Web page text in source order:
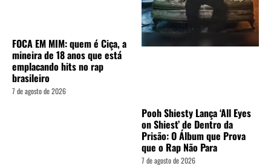
FOCA EM MIM: quem é Ciça, a
mineira de 18 anos que está
emplacando hits no rap
brasileiro
7 de agosto de 2026
Pooh Shiesty Lança ‘All Eyes
on Shiest’ de Dentro da
Prisão: O Álbum que Prova
que o Rap Não Para
7 de agosto de 2026